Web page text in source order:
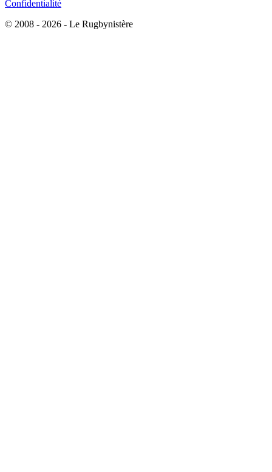
Confidentialité
© 2008 - 2026 - Le Rugbynistère